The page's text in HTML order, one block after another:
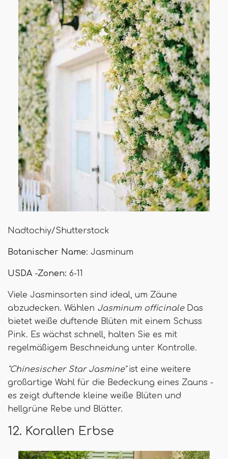
Nadtochiy/Shutterstock
Botanischer Name: Jasminum
USDA -Zonen: 6-11
Viele Jasminsorten sind ideal, um Zäune
abzudecken. Wählen Jasminum officinaleDas
bietet weiße duftende Blüten mit einem Schuss
Pink. Es wächst schnell, halten Sie es mit
regelmäßigem Beschneidung unter Kontrolle.
"Chinesischer Star Jasmine"ist eine weitere
großartige Wahl für die Bedeckung eines Zauns -
es zeigt duftende kleine weiße Blüten und
hellgrüne Rebe und Blätter.
12. Korallen Erbse